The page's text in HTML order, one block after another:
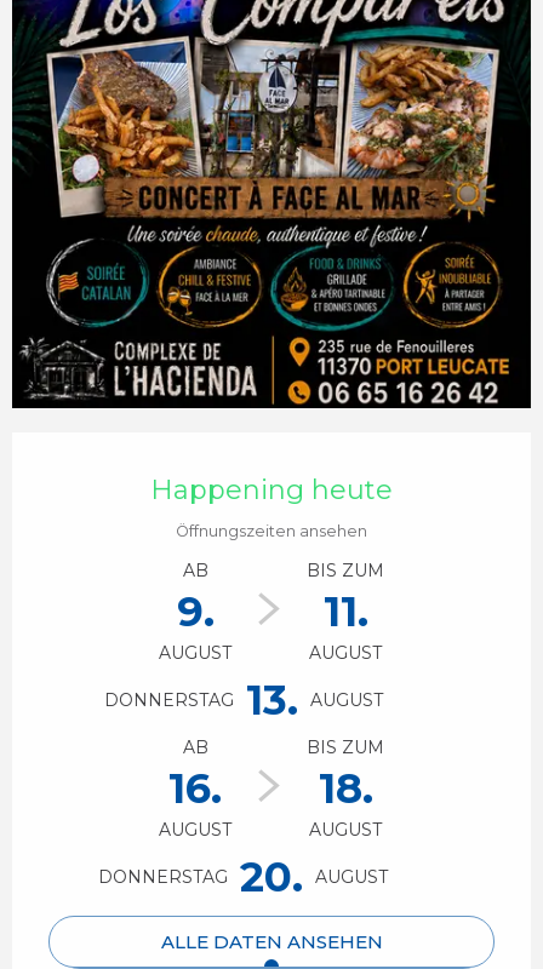
Happening heute
Öffnungszeiten ansehen
AB
9.
AUGUST
BIS ZUM
11.
AUGUST
DONNERSTAG 13. AUGUST
AB
16.
AUGUST
BIS ZUM
18.
AUGUST
DONNERSTAG 20. AUGUST
ALLE DATEN ANSEHEN